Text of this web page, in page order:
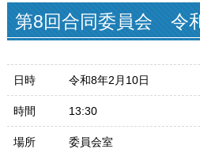
第8回合同委員会 令
日時 令和8年2月10日
時間 13:30
場所 委員会室